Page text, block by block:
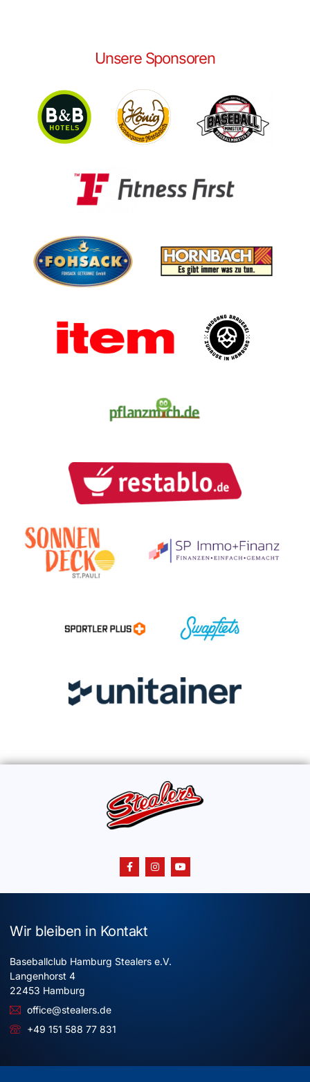
Unsere Sponsoren
Wir bleiben in Kontakt
Baseballclub Hamburg Stealers e.V.
Langenhorst 4
22453 Hamburg
office@stealers.de
+49 151 588 77 831